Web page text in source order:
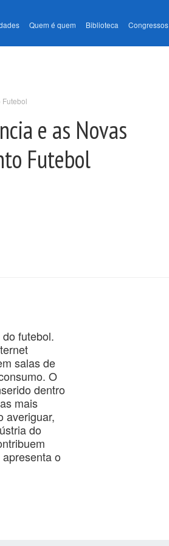
Quem é quem Biblioteca Congressos
e as Novas
Futebol
futebol.
salas de
O
dentro
mais
averiguar,
do
o